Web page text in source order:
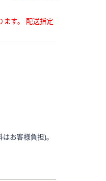
す。
配送指定
お客様負担)。